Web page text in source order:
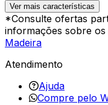
Ver mais características
*Consulte ofertas
informações sobre
Madeira
Atendimento
Ajuda
Compre pelo